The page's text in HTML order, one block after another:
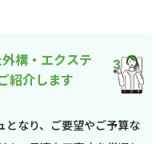
構・エクステ
紹介します
となり、ご要望やご予算な